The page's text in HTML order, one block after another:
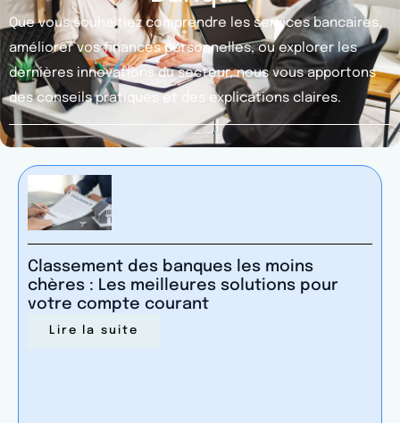
Que vous souhaitiez comprendre les services bancaires,
améliorer vos finances personnelles, ou explorer les
dernières innovations du secteur, nous vous apportons
des conseils pratiques et des explications claires.
Classement des banques les moins
chères : Les meilleures solutions pour
votre compte courant
Lire la suite